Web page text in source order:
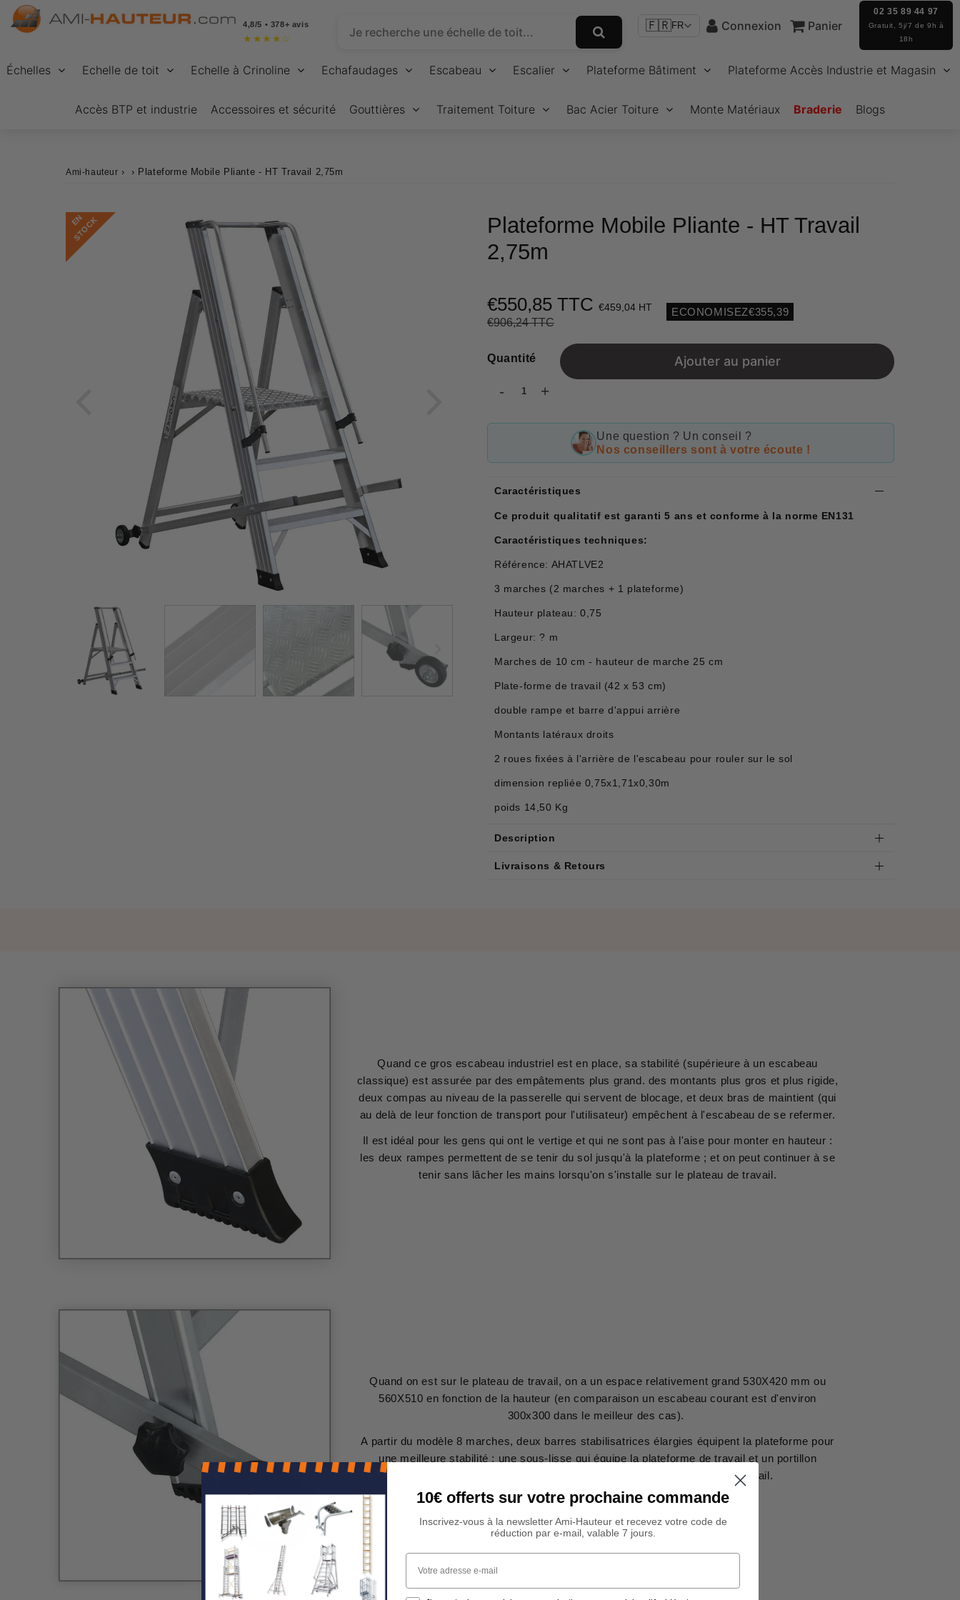
4,8/5 • 378+ avis
★ ★ ★ ★ ☆
🇫🇷FR Connexion Panier
02 35 89 44 97
Gratuit, 5j/7 de 9h à
18h
Échelles Echelle de toit Echelle à Crinoline Echafaudages Escabeau Escalier Plateforme Bâtiment Plateforme Accès Industrie et Magasin
Accès BTP et industrie Accessoires et sécurité Gouttières Traitement Toiture Bac Acier Toiture Monte Matériaux Braderie Blogs
Ami-hauteur › › Plateforme Mobile Pliante - HT Travail 2,75m
E
N
S
T
O
C
K
Plateforme Mobile Pliante - HT Travail
2,75m
€550,85 TTC €459,04 HT
€906,24 TTC
Unit
ECONOMISEZ€355,39
Quantité
- +
Ajouter au panier
Une question ? Un conseil ?
Nos conseillers sont à votre écoute !
Caractéristiques
Ce produit qualitatif est garanti 5 ans et conforme à la norme EN131
Caractéristiques techniques:
Référence: AHATLVE2
3 marches (2 marches + 1 plateforme)
Hauteur plateau: 0,75
Largeur: ? m
Marches de 10 cm - hauteur de marche 25 cm
Plate-forme de travail (42 x 53 cm)
double rampe et barre d'appui arrière
Montants latéraux droits
2 roues fixées à l'arrière de l'escabeau pour rouler sur le sol
dimension repliée 0,75x1,71x0,30m
poids 14,50 Kg
Description
Livraisons & Retours
Quand ce gros escabeau industriel est en place, sa stabilité (supérieure à un escabeau
classique) est assurée par des empâtements plus grand. des montants plus gros et plus rigide,
deux compas au niveau de la passerelle qui servent de blocage, et deux bras de maintient (qui
au delà de leur fonction de transport pour l'utilisateur) empêchent à l'escabeau de se refermer.
Il est idéal pour les gens qui ont le vertige et qui ne sont pas à l'aise pour monter en hauteur :
les deux rampes permettent de se tenir du sol jusqu'à la plateforme ; et on peut continuer à se
tenir sans lâcher les mains lorsqu'on s'installe sur le plateau de travail.
Quand on est sur le plateau de travail, on a un espace relativement grand 530X420 mm ou
560X510 en fonction de la hauteur (en comparaison un escabeau courant est d'environ
300x300 dans le meilleur des cas).
A partir du modèle 8 marches, deux barres stabilisatrices élargies équipent la plateforme pour
une meilleure stabilité ; une sous-lisse qui équipe la plateforme de travail et un portillon
escamotable renforce la protection de l'utilisateur pendant son travail.
10€ offerts sur votre prochaine commande
Inscrivez-vous à la newsletter Ami-Hauteur et recevez votre code de
réduction par e-mail, valable 7 jours.
Votre adresse e-mail